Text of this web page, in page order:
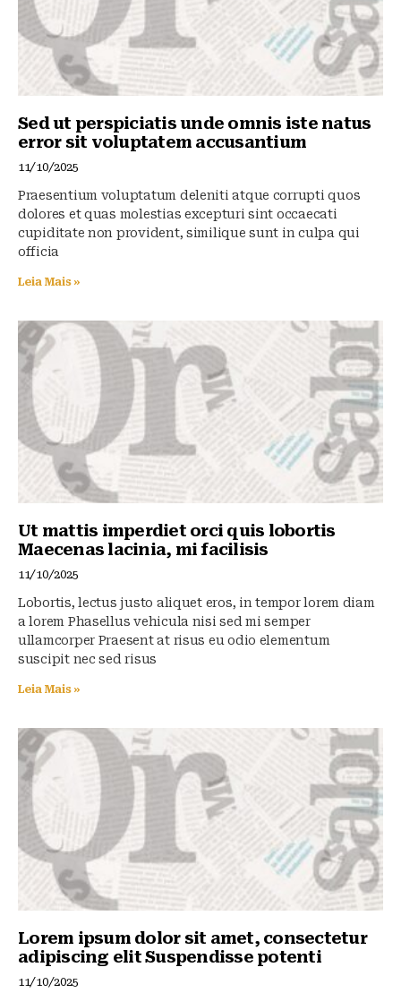
Sed ut perspiciatis unde omnis iste natus
error sit voluptatem accusantium
11/10/2025
Praesentium voluptatum deleniti atque corrupti quos
dolores et quas molestias excepturi sint occaecati
cupiditate non provident, similique sunt in culpa qui
officia
Leia Mais »
Ut mattis imperdiet orci quis lobortis
Maecenas lacinia, mi facilisis
11/10/2025
Lobortis, lectus justo aliquet eros, in tempor lorem diam
a lorem Phasellus vehicula nisi sed mi semper
ullamcorper Praesent at risus eu odio elementum
suscipit nec sed risus
Leia Mais »
Lorem ipsum dolor sit amet, consectetur
adipiscing elit Suspendisse potenti
11/10/2025